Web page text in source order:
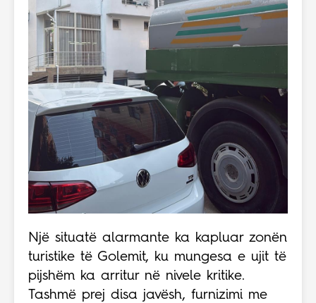
Një situatë alarmante ka kapluar zonën
turistike të Golemit, ku mungesa e ujit të
pijshëm ka arritur në nivele kritike.
Tashmë prej disa javësh, furnizimi me